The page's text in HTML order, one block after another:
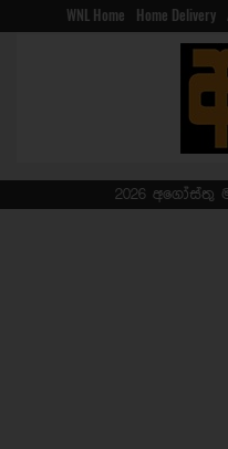
WNL Home Home Delivery
2026 අගෝස්තු